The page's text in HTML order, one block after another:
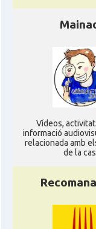
Ví­deos,
informació
relacionada amb
de la